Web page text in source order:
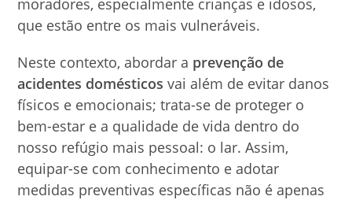
que estão entre os mais vulneráveis.
Neste contexto, abordar a prevenção de
acidentes domésticos vai além de evitar danos
físicos e emocionais; trata-se de proteger o
bem-estar e a qualidade de vida dentro do
nosso refúgio mais pessoal: o lar. Assim,
equipar-se com conhecimento e adotar
medidas preventivas específicas não é apenas